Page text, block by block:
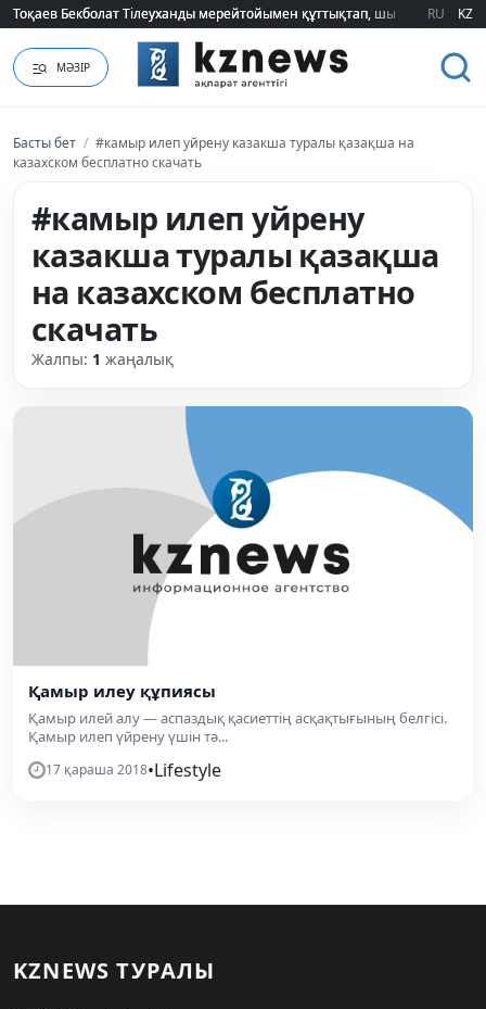
Тоқаев Бекболат Тілеуханды мерейтойымен құттықтап, шығармашылық
Тоқаев Бекболат Тілеуханды мерейтойымен құттықтап, шығармашылық
RU KZ
МӘЗІР
Басты бет / #камыр илеп уйрену казакша туралы қазақша на
казахском бесплатно скачать
#камыр илеп уйрену
казакша туралы қазақша
на казахском бесплатно
скачать
Жалпы: 1 жаңалық
Қамыр илеу құпиясы
Қамыр илей алу — аспаздық қасиеттің асқақтығының белгісі.
Қамыр илеп үйрену үшін тә...
17 қараша 2018•Lifestyle
KZNEWS ТУРАЛЫ